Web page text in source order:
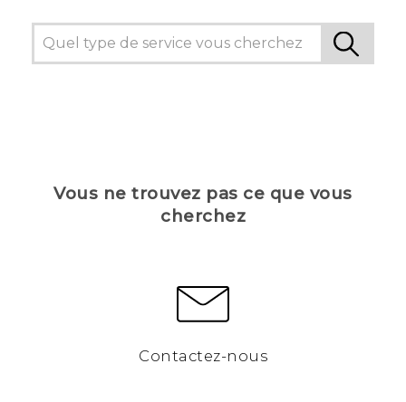
Vous ne trouvez pas ce que vous
cherchez
Contactez-nous